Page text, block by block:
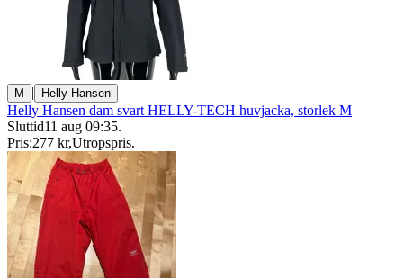
M | Helly Hansen
Helly Hansen dam svart HELLY-TECH huvjacka, storlek M
Sluttid11 aug 09:35.
Pris:277 kr,Utropspris.